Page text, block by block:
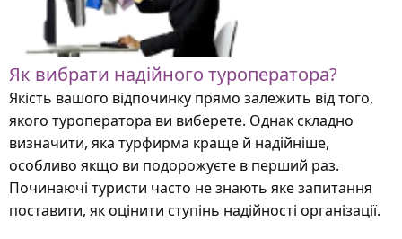
Як вибрати надійного туроператора?
Якість вашого відпочинку прямо залежить від того,
якого туроператора ви виберете. Однак складно
визначити, яка турфирма краще й надійніше,
особливо якщо ви подорожуєте в перший раз.
Починаючі туристи часто не знають яке запитання
поставити, як оцінити ступінь надійності організації.